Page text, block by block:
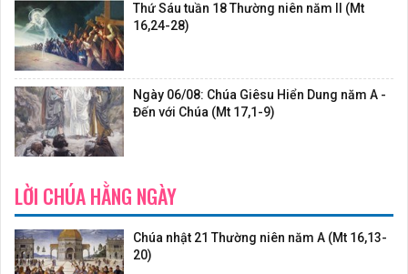
Thứ Sáu tuần 18 Thường niên năm II (Mt
16,24-28)
Ngày 06/08: Chúa Giêsu Hiển Dung năm A -
Đến với Chúa (Mt 17,1-9)
LỜI CHÚA HẰNG NGÀY
Chúa nhật 21 Thường niên năm A (Mt 16,13-
20)